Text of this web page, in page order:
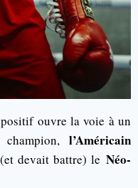
positif ouvre la voie à un
l’Américain
devait battre) le Néo-